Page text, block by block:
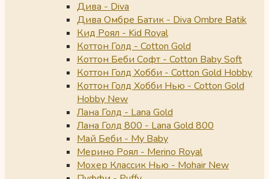
Дива - Diva
Дива Омбре Батик - Diva Ombre Batik
Кид Роял - Kid Royal
Коттон Голд - Cotton Gold
Коттон Беби Софт - Cotton Baby Soft
Коттон Голд Хобби - Cotton Gold Hobby
Коттон Голд Хобби Нью - Cotton Gold
Hobby New
Лана Голд - Lana Gold
Лана Голд 800 - Lana Gold 800
Май Беби - My Baby
Мерино Роял - Merino Royal
Мохер Классик Нью - Mohair New